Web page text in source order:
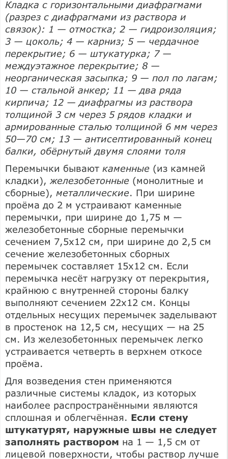
Кладка с горизонтальными диафрагмами
(разрез с диафрагмами из раствора и
связок): 1 — отмостка; 2 — гидроизоляция;
3 — цоколь; 4 — карниз; 5 — чердачное
перекрытие; 6 — штукатурка; 7 —
междуэтажное перекрытие; 8 —
неорганическая засыпка; 9 — пол по лагам;
10 — стальной анкер; 11 — два ряда
кирпича; 12 — диафрагмы из раствора
толщиной 3 см через 5 рядов кладки и
армированные сталью толщиной 6 мм через
50—70 см; 13 — антисептированный конец
балки, обёрнутый двумя слоями толя
Перемычки бывают каменные (из камней
кладки), железобетонные (монолитные и
сборные), металлические. При ширине
проёма до 2 м устраивают каменные
перемычки, при ширине до 1,75 м —
железобетонные сборные перемычки
сечением 7,5x12 см, при ширине до 2,5 см
сечение железобетонных сборных
перемычек составляет 15x12 см. Если
перемычка несёт нагрузку от перекрытия,
крайнюю с внутренней стороны балку
выполняют сечением 22x12 см. Концы
отдельных несущих перемычек заделывают
в простенок на 12,5 см, несущих — на 25
см. Из железобетонных перемычек легко
устраивается четверть в верхнем откосе
проёма.
Для возведения стен применяются
различные системы кладок, из которых
наиболее распространёнными являются
сплошная и облегчённая. Если стену
штукатурят, наружные швы не следует
заполнять раствором на 1 — 1,5 см от
лицевой поверхности, чтобы раствор лучше